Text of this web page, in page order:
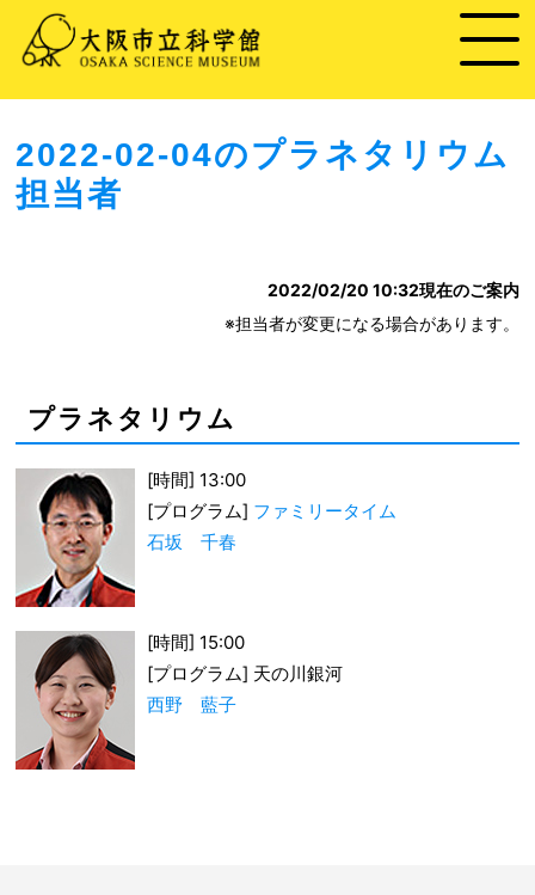
2022-02-04のプラネタリウム
担当者
2022/02/20 10:32現在のご案内
※担当者が変更になる場合があります。
プラネタリウム
[時間] 13:00
[プログラム] ファミリータイム
石坂 千春
[時間] 15:00
[プログラム] 天の川銀河
西野 藍子